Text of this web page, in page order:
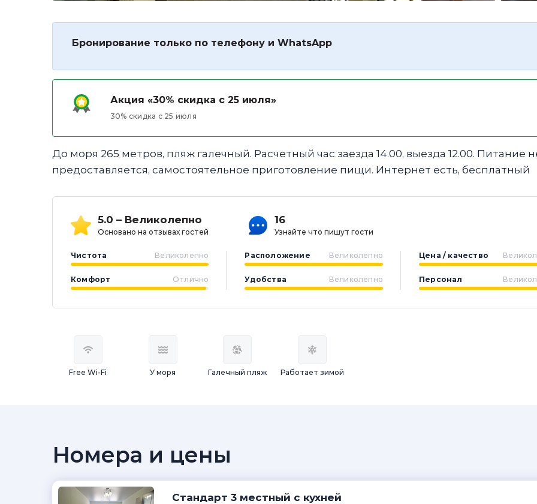
Бронирование только по телефону и WhatsApp
Акция «30% скидка с 25 июля»
30% скидка с 25 июля
До моря 265 метров, пляж галечный. Расчетный час заезда 14.00, выезда 12.00. Питание
предоставляется, самостоятельное приготовление пищи. Интернет есть, бесплатный
5.0 – Великолепно
Основано на отзывах гостей
16
Узнайте что пишут гости
Чистота Великолепно
Комфорт Отлично
Расположение Великолепно
Удобства Великолепно
Цена / качество
Персонал
Free Wi-Fi У моря Галечный пляж Работает зимой
Номера и цены
Стандарт 3 местный с кухней